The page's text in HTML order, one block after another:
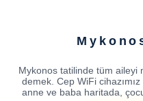
Mykonos tatilinde tüm aileyi
demek. Cep WiFi
anne ve baba haritada,